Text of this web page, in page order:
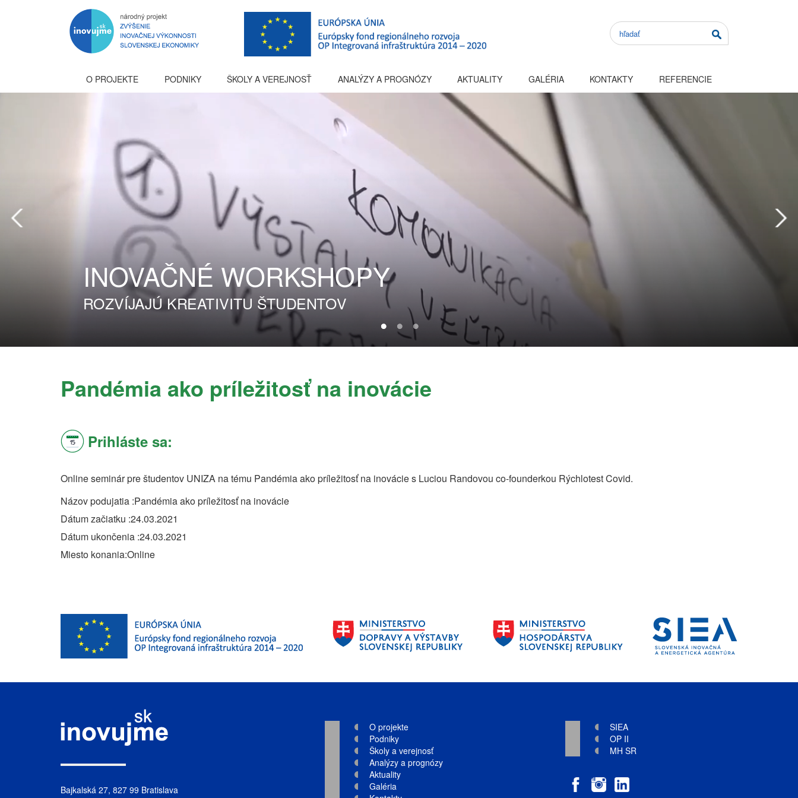
O PROJEKTE PODNIKY ŠKOLY A VEREJNOSŤ ANALÝZY A PROGNÓZY AKTUALITY GALÉRIA KONTAKTY REFERENCIE
INOVAČNÉWORKSHOPY
ROZVÍJAJÚ KREATIVITU ŠTUDENTOV
Pandémia ako príležitosť na inovácie
Prihláste sa:
Online seminár pre študentov UNIZA na tému Pandémia ako príležitosť na inovácie s Luciou Randovou co-founderkou Rýchlotest Covid.
Názov podujatia Pandémia ako príležitosť na inovácie
Dátum začiatku 24.03.2021
Dátum ukončenia 24.03.2021
Miesto konaniaOnline
Bajkalská 27, 827 99 Bratislava
O projekte
Podniky
Školy a verejnosť
Analýzy a prognózy
Aktuality
Galéria
SIEA
OP II
MH SR